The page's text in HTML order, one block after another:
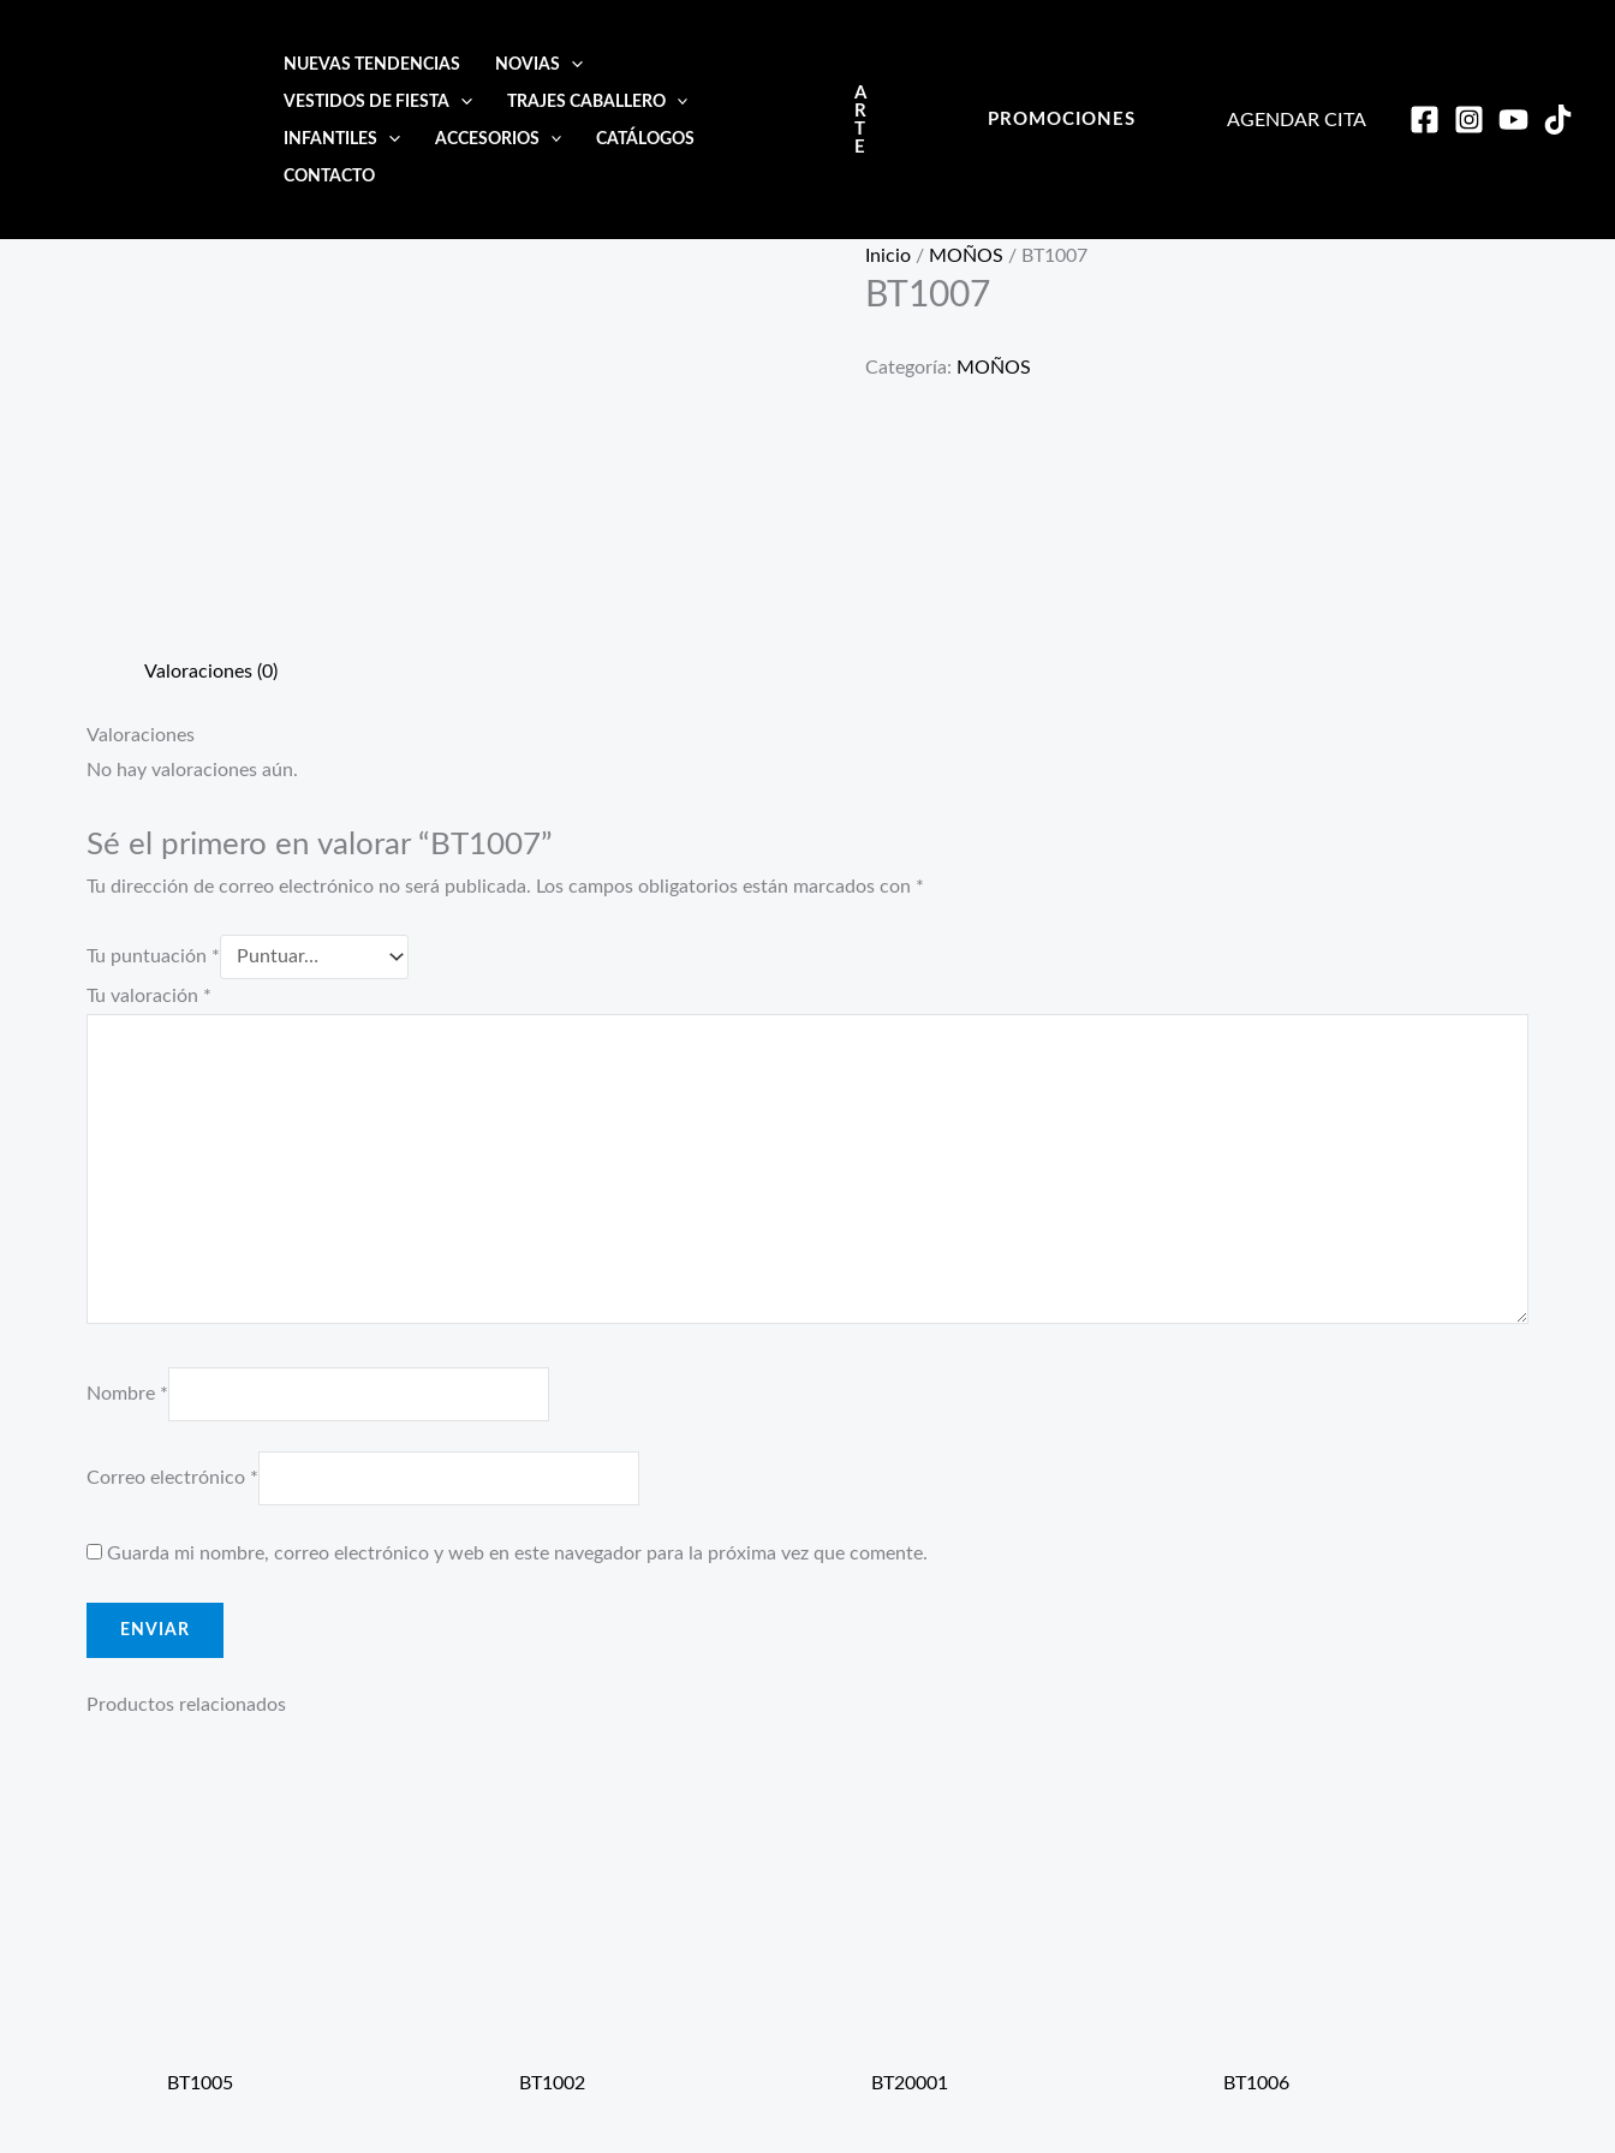
NUEVAS TENDENCIAS NOVIAS
VESTIDOS DE FIESTA TRAJES CABALLERO
INFANTILES ACCESORIOS CATÁLOGOS
CONTACTO
A
R
T
E
PROMOCIONES AGENDAR CITA
Inicio / MOÑOS / BT1007
BT1007
Categoría: MOÑOS
Valoraciones (0)
Valoraciones
No hay valoraciones aún.
Sé el primero en valorar “BT1007”
Tu dirección de correo electrónico no será publicada. Los campos obligatorios están marcados con *
Tu puntuación *
Tu valoración *
Nombre *
Correo electrónico *
Guarda mi nombre, correo electrónico y web en este navegador para la próxima vez que comente.
Productos relacionados
BT1005 BT1002 BT20001 BT1006